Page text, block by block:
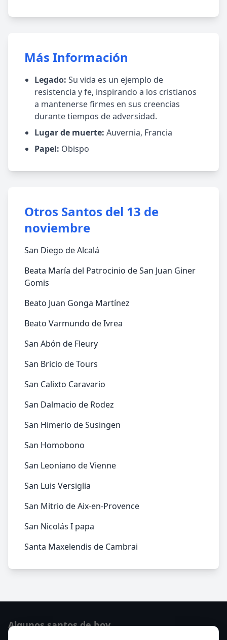
Más Información
Legado: Su vida es un ejemplo de
resistencia y fe, inspirando a los cristianos
a mantenerse firmes en sus creencias
durante tiempos de adversidad.
Lugar de muerte: Auvernia, Francia
Papel: Obispo
Otros Santos del 13 de
noviembre
San Diego de Alcalá
Beata María del Patrocinio de San Juan Giner
Gomis
Beato Juan Gonga Martínez
Beato Varmundo de Ivrea
San Abón de Fleury
San Bricio de Tours
San Calixto Caravario
San Dalmacio de Rodez
San Himerio de Susingen
San Homobono
San Leoniano de Vienne
San Luis Versiglia
San Mitrio de Aix-en-Provence
San Nicolás I papa
Santa Maxelendis de Cambrai
Algunos santos de hoy